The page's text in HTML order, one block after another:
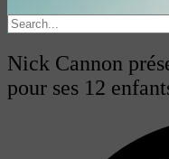
Nick Cannon
pour ses 12